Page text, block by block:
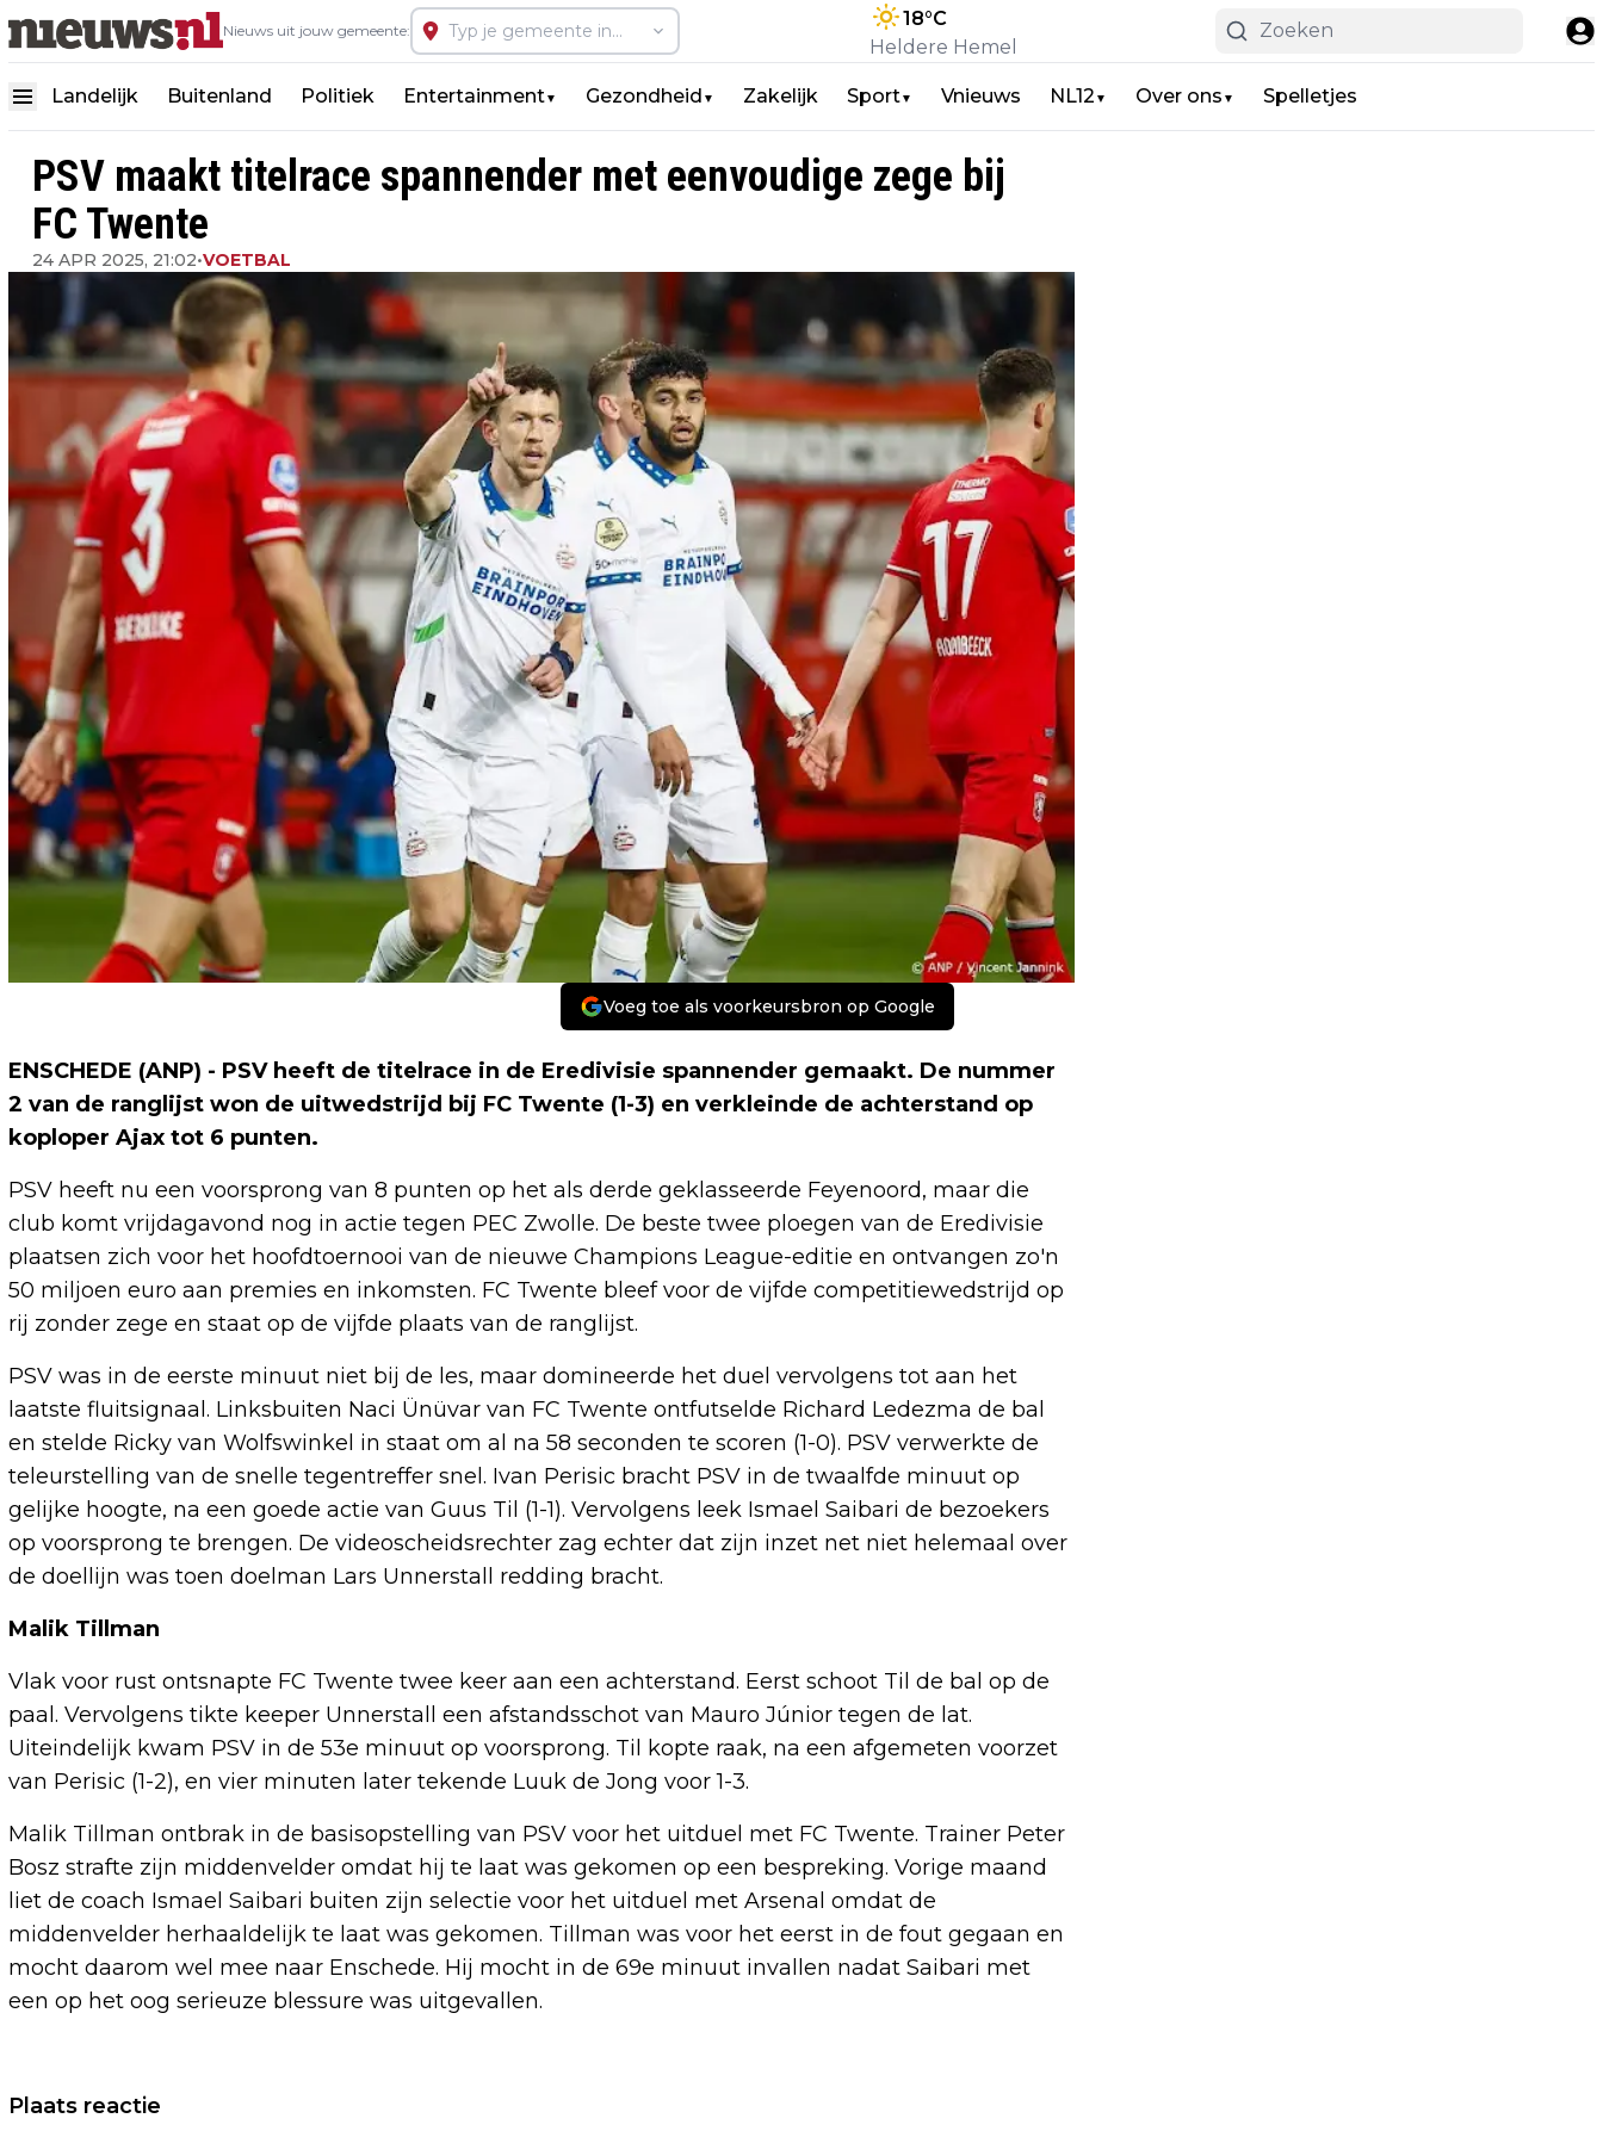
Nieuws uit jouw gemeente:
18°C
Heldere Hemel
Landelijk Buitenland Politiek Entertainment▼ Gezondheid ▼ Zakelijk Sport▼ Vnieuws NL12 ▼ Over ons ▼ Spelletjes
PSV maakt titelrace spannender met eenvoudige zege bij
FC Twente
24 APR 2025, 21:02•VOETBAL
Voeg toe als voorkeursbron op Google
ENSCHEDE (ANP) - PSV heeft de titelrace in de Eredivisie spannender gemaakt. De nummer
2 van de ranglijst won de uitwedstrijd bij FC Twente (1-3) en verkleinde de achterstand op
koploper Ajax tot 6 punten.
PSV heeft nu een voorsprong van 8 punten op het als derde geklasseerde Feyenoord, maar die
club komt vrijdagavond nog in actie tegen PEC Zwolle. De beste twee ploegen van de Eredivisie
plaatsen zich voor het hoofdtoernooi van de nieuwe Champions League-editie en ontvangen zo'n
50 miljoen euro aan premies en inkomsten. FC Twente bleef voor de vijfde competitiewedstrijd op
rij zonder zege en staat op de vijfde plaats van de ranglijst.
PSV was in de eerste minuut niet bij de les, maar domineerde het duel vervolgens tot aan het
laatste fluitsignaal. Linksbuiten Naci Ünüvar van FC Twente ontfutselde Richard Ledezma de bal
en stelde Ricky van Wolfswinkel in staat om al na 58 seconden te scoren (1-0). PSV verwerkte de
teleurstelling van de snelle tegentreffer snel. Ivan Perisic bracht PSV in de twaalfde minuut op
gelijke hoogte, na een goede actie van Guus Til (1-1). Vervolgens leek Ismael Saibari de bezoekers
op voorsprong te brengen. De videoscheidsrechter zag echter dat zijn inzet net niet helemaal over
de doellijn was toen doelman Lars Unnerstall redding bracht.
Malik Tillman
Vlak voor rust ontsnapte FC Twente twee keer aan een achterstand. Eerst schoot Til de bal op de
paal. Vervolgens tikte keeper Unnerstall een afstandsschot van Mauro Júnior tegen de lat.
Uiteindelijk kwam PSV in de 53e minuut op voorsprong. Til kopte raak, na een afgemeten voorzet
van Perisic (1-2), en vier minuten later tekende Luuk de Jong voor 1-3.
Malik Tillman ontbrak in de basisopstelling van PSV voor het uitduel met FC Twente. Trainer Peter
Bosz strafte zijn middenvelder omdat hij te laat was gekomen op een bespreking. Vorige maand
liet de coach Ismael Saibari buiten zijn selectie voor het uitduel met Arsenal omdat de
middenvelder herhaaldelijk te laat was gekomen. Tillman was voor het eerst in de fout gegaan en
mocht daarom wel mee naar Enschede. Hij mocht in de 69e minuut invallen nadat Saibari met
een op het oog serieuze blessure was uitgevallen.
Vorig artikel
Plaats reactie